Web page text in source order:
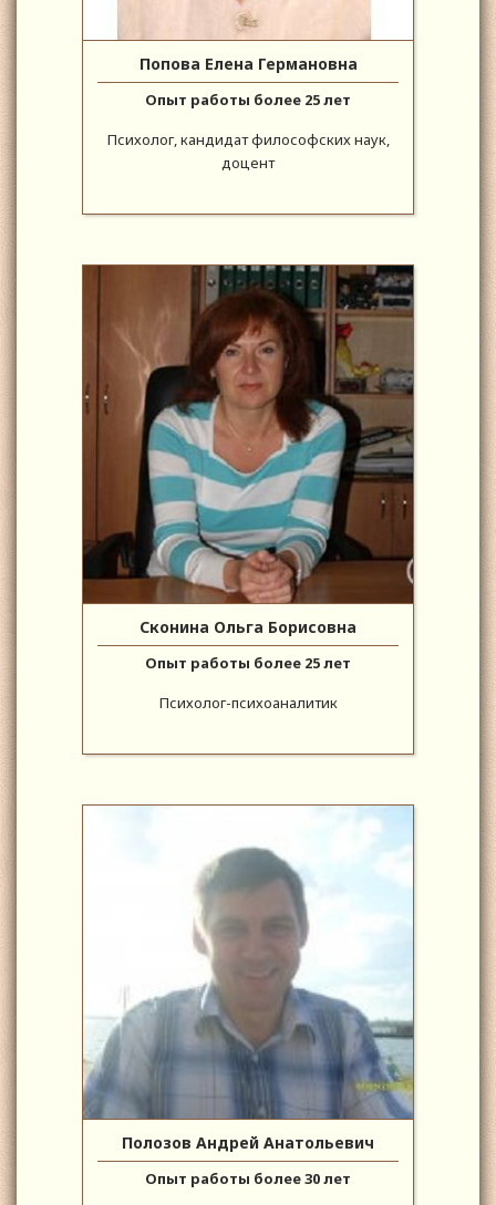
Попова Елена Германовна
Опыт работы более 25 лет
Психолог, кандидат философских наук,
доцент
Сконина Ольга Борисовна
Опыт работы более 25 лет
Психолог-психоаналитик
Полозов Андрей Анатольевич
Опыт работы более 30 лет